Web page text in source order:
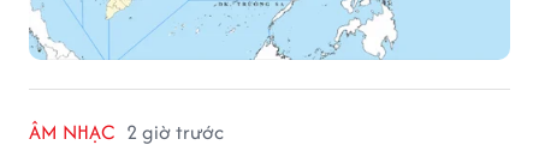
ÂM NHẠC 2 giờ trước